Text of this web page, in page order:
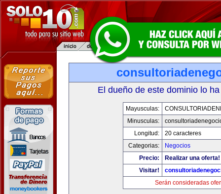
El dueño de este dominio lo
Mayusculas:
Minusculas:
Longitud:
20 caracteres
Categorias:
Negocios
Precio:
Realizar una oferta!
Visitar!
Serán consideradas